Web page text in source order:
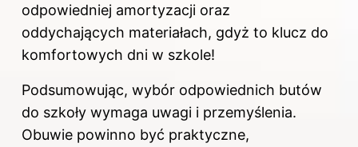
odpowiedniej amortyzacji oraz
oddychających materiałach, gdyż to klucz do
komfortowych dni w szkole!
Podsumowując, wybór odpowiednich butów
do szkoły wymaga uwagi i przemyślenia.
Obuwie powinno być praktyczne,